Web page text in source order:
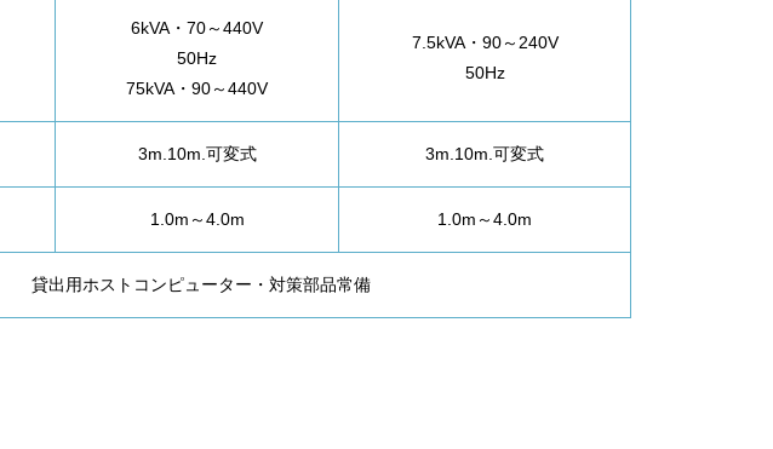
6kVA・70～440V
50Hz
75kVA・90～440V
7.5kVA・90～240V
50Hz
3m.10m.可変式 3m.10m.可変式
1.0m～4.0m 1.0m～4.0m
貸出用ホストコンピューター・対策部品常備